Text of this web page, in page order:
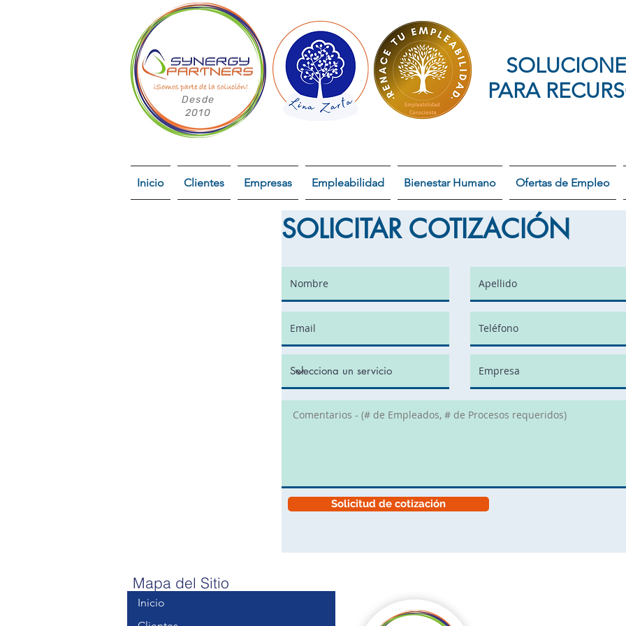
Desde
2010
PARA
Inicio Clientes Empresas Empleabilidad Bienestar Humano Ofertas de Empleo
SOLICITAR COTIZACIÓN
Solicitud de cotización
Mapa del Sitio
Inicio